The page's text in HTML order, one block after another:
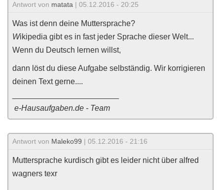
Antwort von matata | 05.12.2016 - 20:25
Was ist denn deine Muttersprache?
Wikipedia gibt es in fast jeder Sprache dieser Welt...
Wenn du Deutsch lernen willst,
dann löst du diese Aufgabe selbständig. Wir korrigieren
deinen Text gerne....
e-Hausaufgaben.de - Team
Antwort von Maleko99 | 05.12.2016 - 21:16
Muttersprache kurdisch gibt es leider nicht über alfred
wagners texr